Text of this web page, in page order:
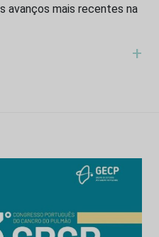
avanços mais recentes na
+